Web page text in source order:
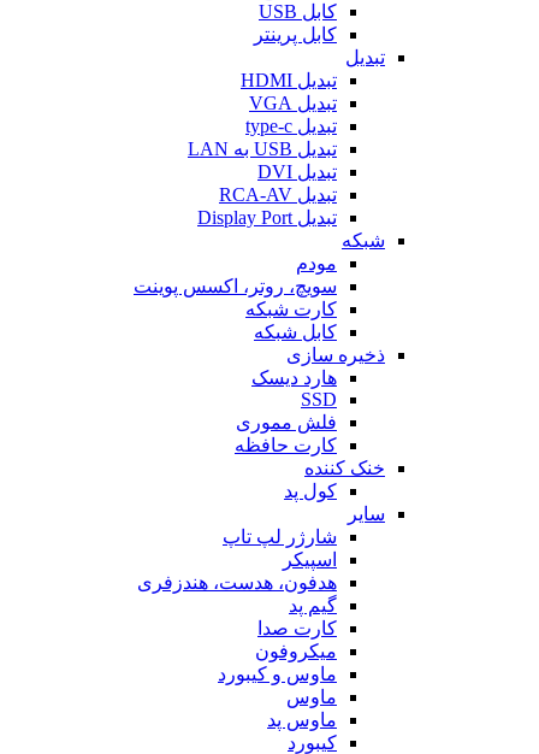
کابل USB
کابل پرینتر
تبدیل
تبدیل HDMI
تبدیل VGA
تبدیل type-c
تبدیل USB به LAN
تبدیل DVI
تبدیل RCA-AV
تبدیل Display Port
شبکه
مودم
سویچ، روتر، اکسس پوینت
کارت شبکه
کابل شبکه
ذخیره سازی
هارد دیسک
SSD
فلش مموری
کارت حافظه
خنک کننده
کول پد
سایر
شارژر لپ تاپ
اسپیکر
هدفون، هدست، هندزفری
گیم پد
کارت صدا
میکروفون
ماوس و کیبورد
ماوس
ماوس پد
کیبورد